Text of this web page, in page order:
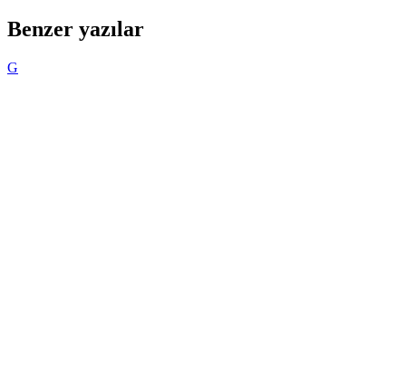
Benzer yazılar
G